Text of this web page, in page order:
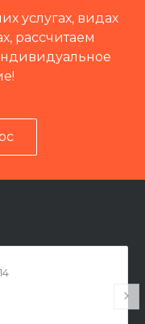
услугах, видах
рассчитаем